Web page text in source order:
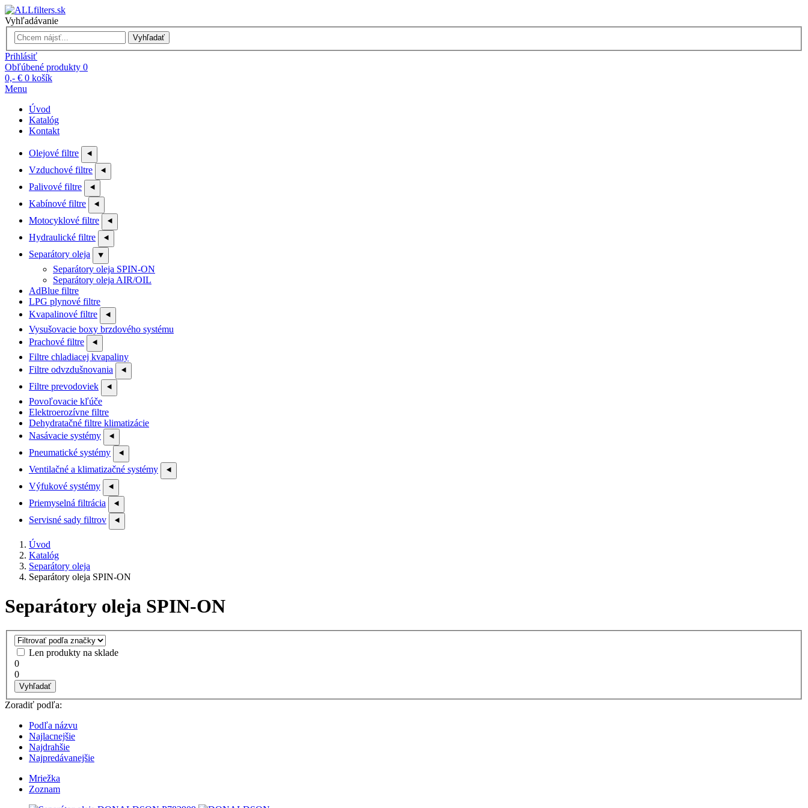
Vyhľadávanie
Vyhľadať
Prihlásiť
Obľúbené produkty 0
0,- € 0 košík
Menu
Úvod
Katalóg
Kontakt
Olejové filtre ⯇
Vzduchové filtre ⯇
Palivové filtre ⯇
Kabínové filtre ⯇
Motocyklové filtre ⯇
Hydraulické filtre ⯇
Separátory oleja ⯆
Separátory oleja SPIN-ON
Separátory oleja AIR/OIL
AdBlue filtre
LPG plynové filtre
Kvapalinové filtre
⯇
Vysušovacie boxy brzdového systému
Prachové filtre
⯇
Filtre chladiacej kvapaliny
Filtre odvzdušnovania
⯇
Filtre prevodoviek ⯇
Povoľovacie kľúče
Elektroerozívne filtre
Dehydratačné filtre klimatizácie
Nasávacie systémy
⯇
Pneumatické systémy ⯇
Ventilačné a klimatizačné systémy ⯇
Výfukové systémy ⯇
Priemyselná filtrácia ⯇
Servisné sady filtrov ⯇
Úvod
Katalóg
Separátory oleja
Separátory oleja SPIN-ON
Separátory oleja SPIN-ON
Len produkty na sklade
0
0
Vyhľadať
Zoradiť podľa:
Podľa názvu
Najlacnejšie
Najdrahšie
Najpredávanejšie
Mriežka
Zoznam